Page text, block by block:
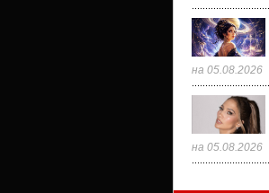
на 05.08.2026
на 05.08.2026